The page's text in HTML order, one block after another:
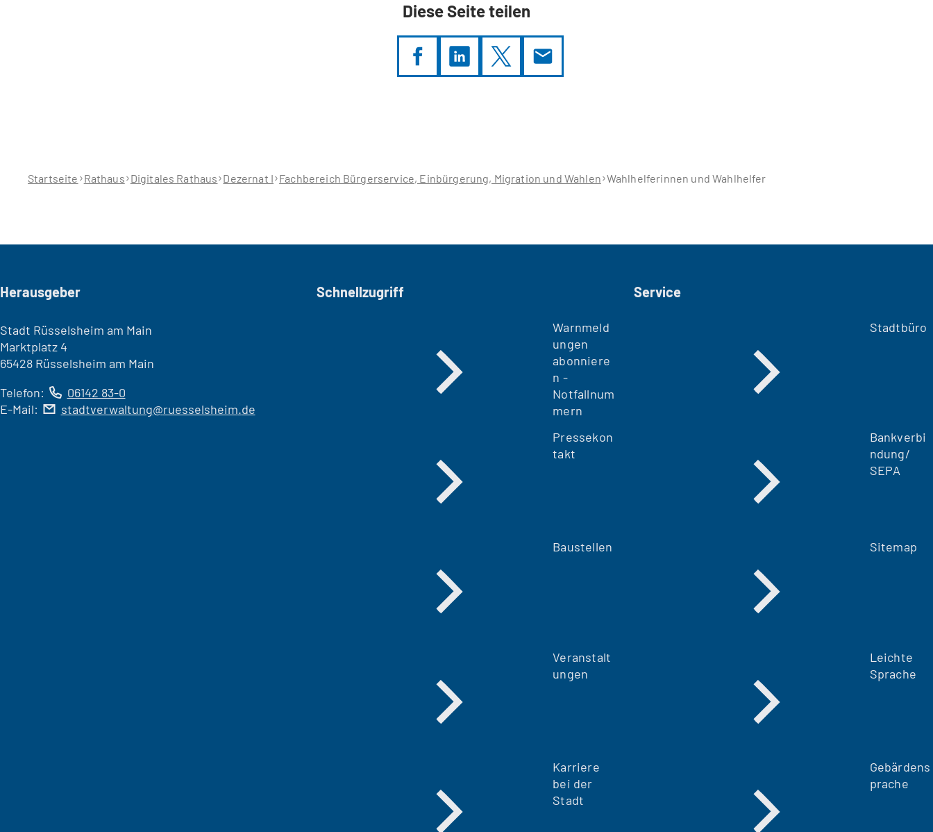
Diese Seite teilen
hier:Startseite Rathaus Digitales Rathaus Dezernat I Fachbereich Bürgerservice, Einbürgerung, Migration und Wahlen Wahlhelferinnen und Wahlhelfer
Seitenfuß
Herausgeber
Stadt Rüsselsheim am Main
Marktplatz 4
65428 Rüsselsheim am Main
Telefon:
06142 83-0
E-Mail:
stadtverwaltung ruesselsheim de
Schnellzugriff
Warnmeld
ungen
abonniere
n -
Notfallnum
mern
Pressekon
takt
Baustellen
Veranstalt
ungen
Karriere
bei der
Stadt
Service
Stadtbüro
Bankverbi
ndung/
SEPA
Sitemap
Leichte
Sprache
Gebärdens
prache